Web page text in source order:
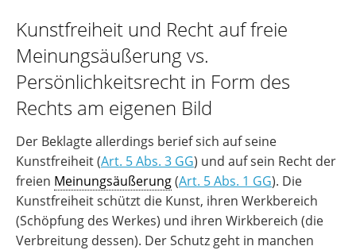
Kunstfreiheit und Recht auf freie
Meinungsäußerung vs.
Persönlichkeitsrecht in Form des
Rechts am eigenen Bild
Der Beklagte allerdings berief sich auf seine
Kunstfreiheit (Art. 5 Abs. 3 GG) und auf sein Recht der
freien Meinungsäußerung(Art. 5 Abs. 1 GG). Die
Kunstfreiheit schützt die Kunst, ihren Werkbereich
(Schöpfung des Werkes) und ihren Wirkbereich (die
Verbreitung dessen). Der Schutz geht in manchen